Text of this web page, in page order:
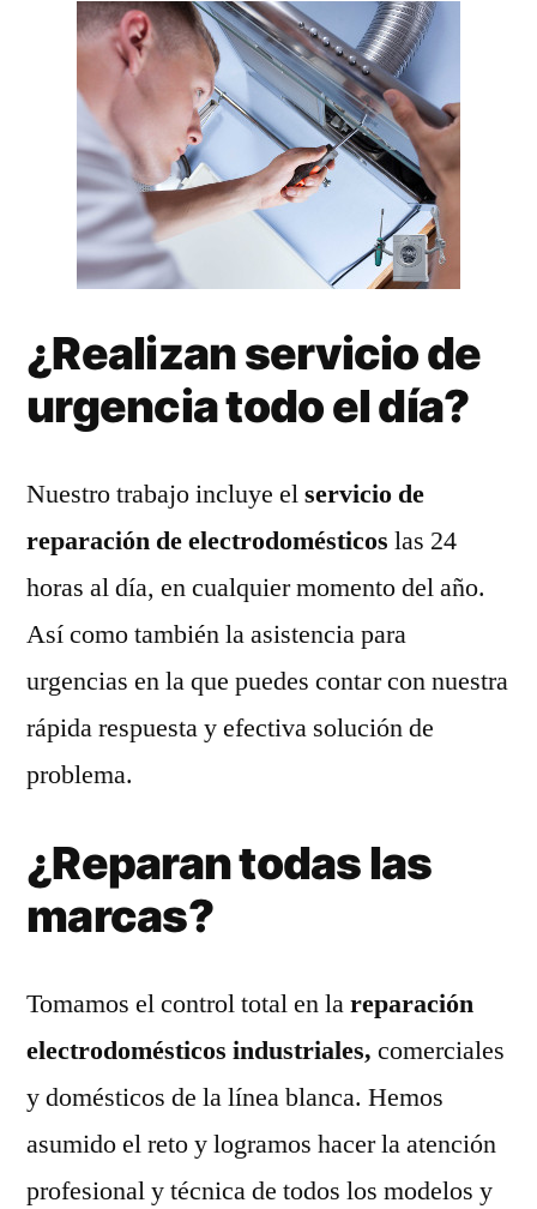
¿Realizan servicio de
urgencia todo el día?
Nuestro trabajo incluye elservicio de
reparación de electrodomésticos las 24
horas al día, en cualquier momento del año.
Así como también la asistencia para
urgencias en la que puedes contar con nuestra
rápida respuesta y efectiva solución de
problema.
¿Reparan todas las
marcas?
Tomamos el control total en lareparación
electrodomésticos industriales, comerciales
y domésticos de la línea blanca. Hemos
asumido el reto y logramos hacer la atención
profesional y técnica de todos los modelos y